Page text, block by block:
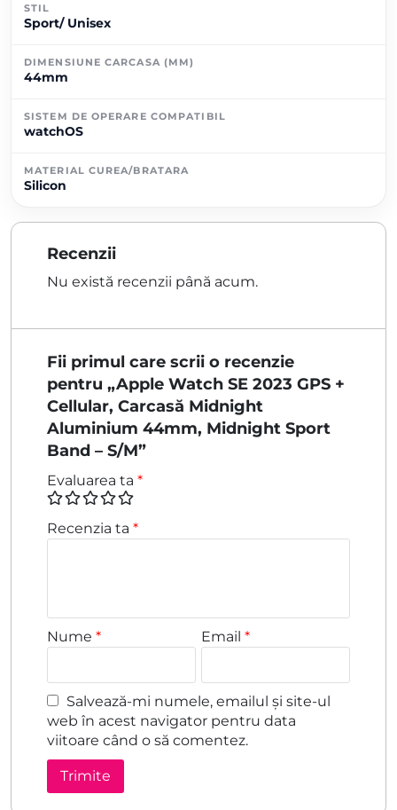
STIL
Sport/ Unisex
DIMENSIUNE CARCASA (MM)
44mm
SISTEM DE OPERARE COMPATIBIL
watchOS
MATERIAL CUREA/BRATARA
Silicon
Recenzii
Nu există recenzii până acum.
Fii primul care scrii o recenzie
pentru „Apple Watch SE 2023 GPS +
Cellular, Carcasă Midnight
Aluminium 44mm, Midnight Sport
Band – S/M”
Evaluarea ta *
Recenzia ta *
Nume * Email*
Salvează-mi numele, emailul și site-ul
web în acest navigator pentru data
viitoare când o să comentez.